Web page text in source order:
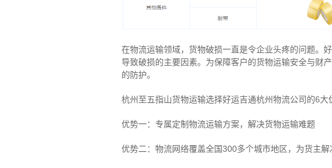
在物流运输领域，货物破损一直是令企业头疼的问题。
导致破损的主要因素。为保障客户的货物运输安全与财
的防护。
杭州至五指山货物运输选择好运吉通杭州物流公司的6大
优势一：专属定制物流运输方案，解决货物运输难题
优势二：物流网络覆盖全国300多个城市地区，为货主